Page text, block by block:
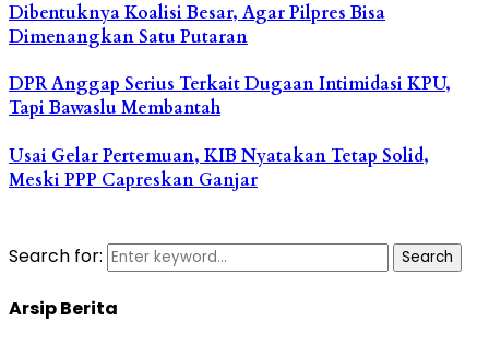
Dibentuknya Koalisi Besar, Agar Pilpres Bisa
Dimenangkan Satu Putaran
DPR Anggap Serius Terkait Dugaan Intimidasi KPU,
Tapi Bawaslu Membantah
Usai Gelar Pertemuan, KIB Nyatakan Tetap Solid,
Meski PPP Capreskan Ganjar
Search for: Search
Arsip Berita